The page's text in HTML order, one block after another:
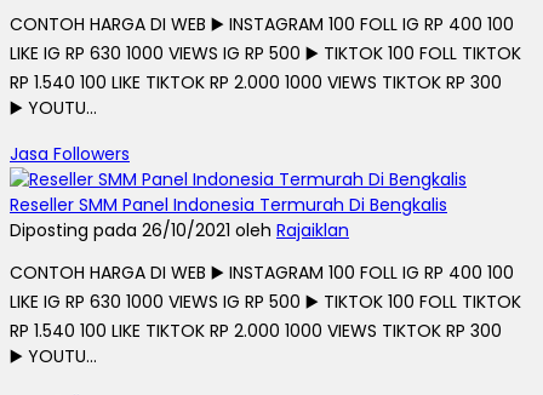
CONTOH HARGA DI WEB ▶️ INSTAGRAM 100 FOLL IG RP 400 100
LIKE IG RP 630 1000 VIEWS IG RP 500 ▶️ TIKTOK 100 FOLL TIKTOK
RP 1.540 100 LIKE TIKTOK RP 2.000 1000 VIEWS TIKTOK RP 300
▶️ YOUTU...
Jasa Followers
Reseller SMM Panel Indonesia Termurah Di Bengkalis
Diposting pada 26/10/2021 oleh Rajaiklan
CONTOH HARGA DI WEB ▶️ INSTAGRAM 100 FOLL IG RP 400 100
LIKE IG RP 630 1000 VIEWS IG RP 500 ▶️ TIKTOK 100 FOLL TIKTOK
RP 1.540 100 LIKE TIKTOK RP 2.000 1000 VIEWS TIKTOK RP 300
▶️ YOUTU...